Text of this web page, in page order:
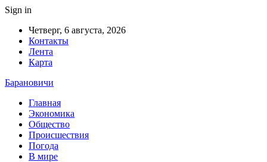
Sign in
Четверг, 6 августа, 2026
Контакты
Лента
Карта
Барановичи
Главная
Экономика
Общество
Происшествия
Погода
В мире